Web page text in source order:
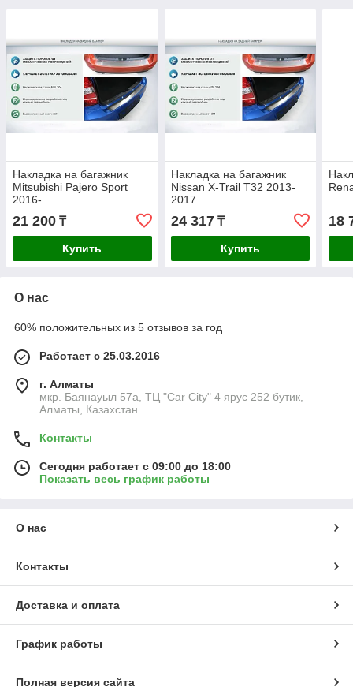
Накладка на багажник
Mitsubishi Pajero Sport
2016-
21 200 ₸
Купить
Накладка на багажник
Nissan X-Trail T32 2013-
2017
24 317₸
Купить
18
О нас
60% положительных из 5 отзывов за год
Работает с 25.03.2016
г. Алматы
мкр. Баянауыл 57а, ТЦ "Car Сity" 4 ярус 252 бутик,
Алматы, Казахстан
Контакты
Сегодня работает с 09:00 до 18:00
Показать весь график работы
О нас
Контакты
Доставка и оплата
График работы
Полная версия сайта